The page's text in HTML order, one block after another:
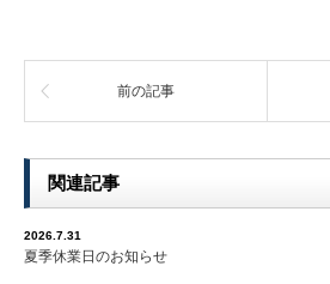
前の記事
関連記事
2026.7.31
夏季休業日のお知らせ